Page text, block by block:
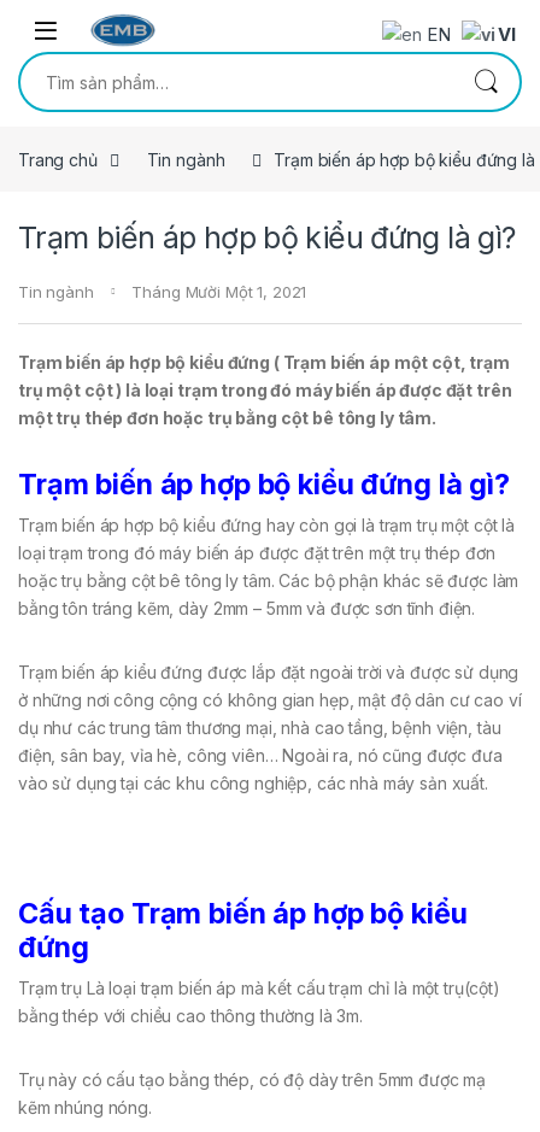
Skip to navigation
Skip to content
Tìm kiếm:
Trang chủ Tin ngành Trạm biến áp hợp bộ kiểu đứng là
Trạm biến áp hợp bộ kiểu đứng là gì?
Tin ngành Tháng Mười Một 1, 2021
Trạm biến áp hợp bộ kiểu đứng ( Trạm biến áp một cột, trạm
trụ một cột ) là loại trạm trong đó máy biến áp được đặt trên
một trụ thép đơn hoặc trụ bằng cột bê tông ly tâm.
Trạm biến áp hợp bộ kiểu đứng là gì?
Trạm biến áp hợp bộ kiểu đứng hay còn gọi là trạm trụ một cột là
loại trạm trong đó máy biến áp được đặt trên một trụ thép đơn
hoặc trụ bằng cột bê tông ly tâm. Các bộ phận khác sẽ được làm
bằng tôn tráng kẽm, dày 2mm – 5mm và được sơn tĩnh điện.
Trạm biến áp kiểu đứng được lắp đặt ngoài trời và được sử dụng
ở những nơi công cộng có không gian hẹp, mật độ dân cư cao ví
dụ như các trung tâm thương mại, nhà cao tầng, bệnh viện, tàu
điện, sân bay, vỉa hè, công viên… Ngoài ra, nó cũng được đưa
vào sử dụng tại các khu công nghiệp, các nhà máy sản xuất.
Cấu tạo Trạm biến áp hợp bộ kiểu
đứng
Trạm trụ Là loại trạm biến áp mà kết cấu trạm chỉ là một trụ(cột)
bằng thép với chiều cao thông thường là 3m.
Trụ này có cấu tạo bằng thép, có độ dày trên 5mm được mạ
kẽm nhúng nóng.
EN VI